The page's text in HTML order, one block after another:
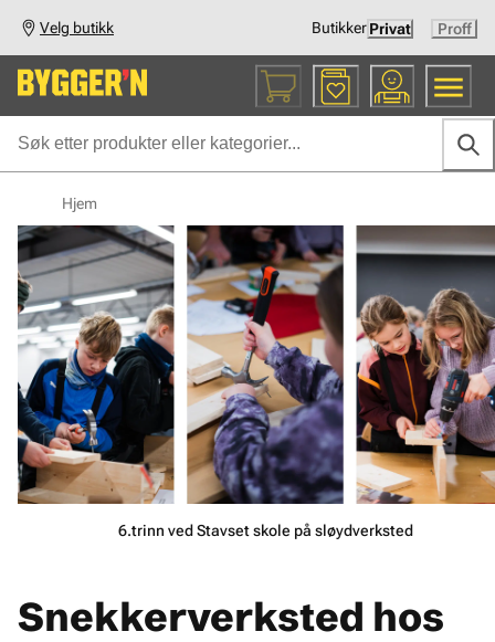
Velg butikk ButikkerPrivat Proff
Hjem
6.trinn ved Stavset skole på sløydverksted
Snekkerverksted hos